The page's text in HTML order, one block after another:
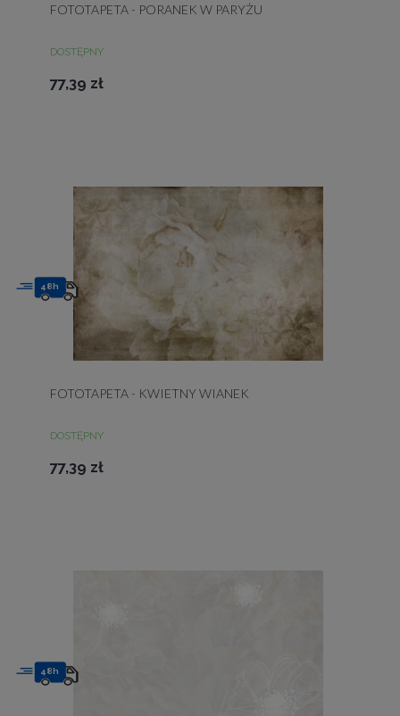
FOTOTAPETA - PORANEK W PARYŻU
DOSTĘPNY
77,39 zł
FOTOTAPETA - KWIETNY WIANEK
DOSTĘPNY
77,39 zł
48h
48h